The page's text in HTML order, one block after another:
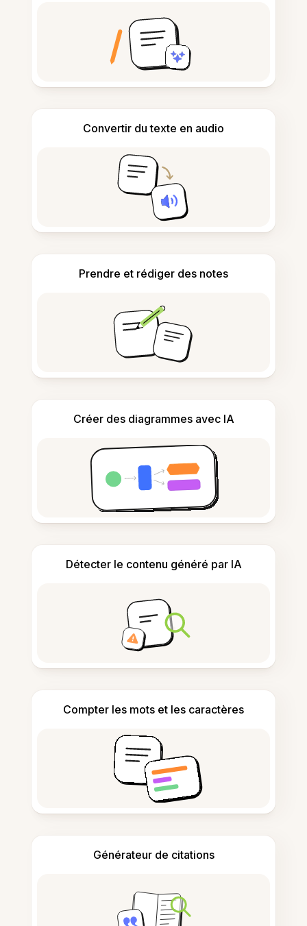
Convertir du texte en audio
Prendre et rédiger des notes
Créer des diagrammes avec IA
Détecter le contenu généré par IA
Compter les mots et les caractères
Générateur de citations